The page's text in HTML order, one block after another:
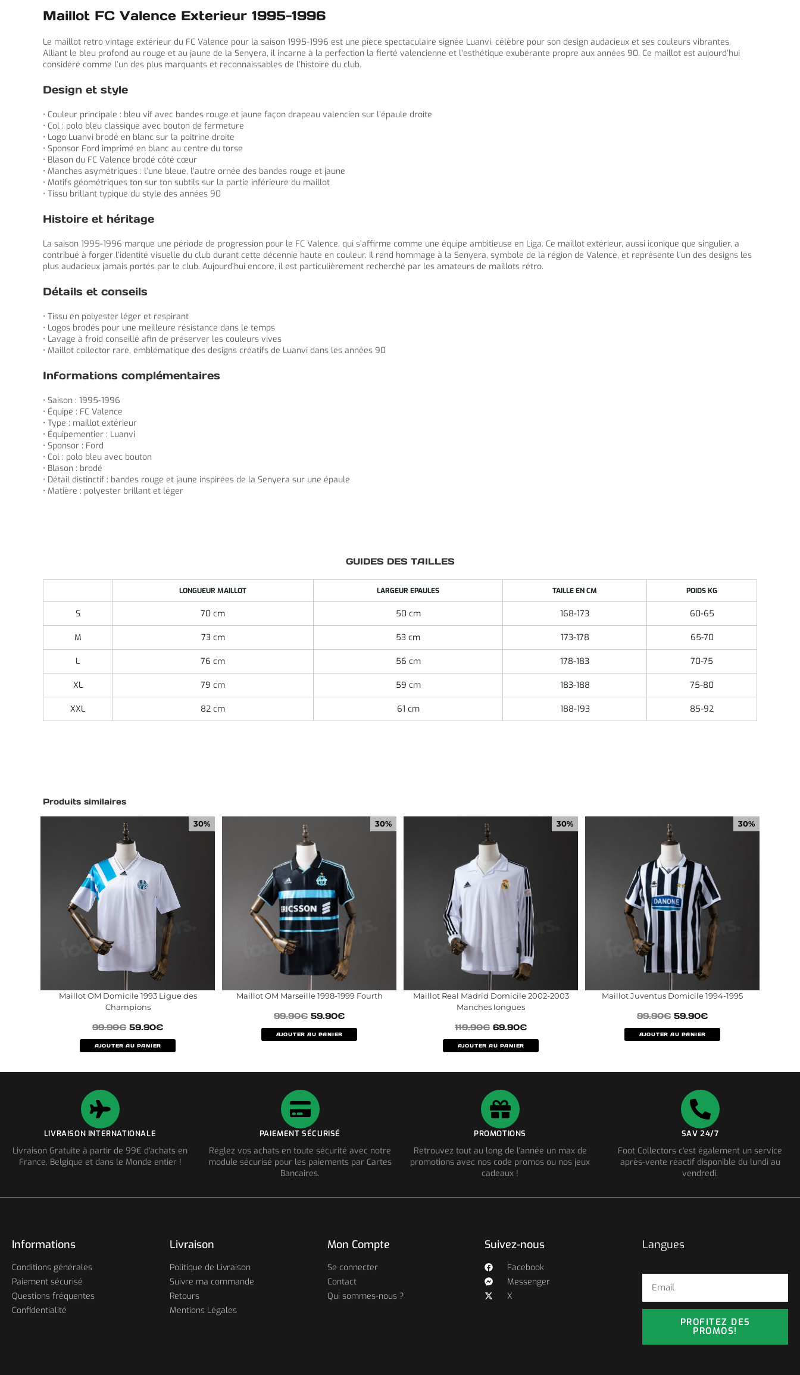
Maillot FC Valence Exterieur 1995-1996
Le maillot retro vintage extérieur du FC Valence pour la saison 1995-1996 est une pièce spectaculaire signée Luanvi, célèbre pour son design audacieux et ses couleurs vibrantes.
Alliant le bleu profond au rouge et au jaune de la Senyera, il incarne à la perfection la fierté valencienne et l’esthétique exubérante propre aux années 90. Ce maillot est aujourd’hui
considéré comme l’un des plus marquants et reconnaissables de l’histoire du club.
Design et style
• Couleur principale : bleu vif avec bandes rouge et jaune façon drapeau valencien sur l’épaule droite
• Col : polo bleu classique avec bouton de fermeture
• Logo Luanvi brodé en blanc sur la poitrine droite
• Sponsor Ford imprimé en blanc au centre du torse
• Blason du FC Valence brodé côté cœur
• Manches asymétriques : l’une bleue, l’autre ornée des bandes rouge et jaune
• Motifs géométriques ton sur ton subtils sur la partie inférieure du maillot
• Tissu brillant typique du style des années 90
Histoire et héritage
La saison 1995-1996 marque une période de progression pour le FC Valence, qui s’affirme comme une équipe ambitieuse en Liga. Ce maillot extérieur, aussi iconique que singulier, a
contribué à forger l’identité visuelle du club durant cette décennie haute en couleur. Il rend hommage à la Senyera, symbole de la région de Valence, et représente l’un des designs les
plus audacieux jamais portés par le club. Aujourd’hui encore, il est particulièrement recherché par les amateurs de maillots rétro.
Détails et conseils
• Tissu en polyester léger et respirant
• Logos brodés pour une meilleure résistance dans le temps
• Lavage à froid conseillé afin de préserver les couleurs vives
• Maillot collector rare, emblématique des designs créatifs de Luanvi dans les années 90
Informations complémentaires
• Saison : 1995-1996
• Équipe : FC Valence
• Type : maillot extérieur
• Équipementier : Luanvi
• Sponsor : Ford
• Col : polo bleu avec bouton
• Blason : brodé
• Détail distinctif : bandes rouge et jaune inspirées de la Senyera sur une épaule
• Matière : polyester brillant et léger
GUIDES DES TAILLES
LONGUEUR MAILLOT LARGEUR EPAULES TAILLE EN CM POIDS KG
S 70 cm 50 cm 168-173 60-65
M 73 cm 53 cm 173-178 65-70
L 76 cm 56 cm 178-183 70-75
XL 79 cm 59 cm 183-188 75-80
XXL 82 cm 61 cm 188-193 85-92
Produits similaires
30%
Maillot OM Domicile 1993 Ligue des
Champions
99.90€ 59.90€
AJOUTER AU PANIER
30%
Maillot OM Marseille 1998-1999 Fourth
99.90€ 59.90€
AJOUTER AU PANIER
30%
Maillot Real Madrid Domicile 2002-2003
Manches longues
119.90€ 69.90€
AJOUTER AU PANIER
30%
Maillot Juventus Domicile 1994-1995
99.90€ 59.90€
AJOUTER AU PANIER
LIVRAISON INTERNATIONALE
Livraison Gratuite à partir de 99€ d'achats en
France, Belgique et dans le Monde entier !
PAIEMENT SÉCURISÉ
Réglez vos achats en toute sécurité avec notre
module sécurisé pour les paiements par Cartes
Bancaires.
PROMOTIONS
Retrouvez tout au long de l'année un max de
promotions avec nos code promos ou nos jeux
cadeaux !
SAV 24/7
Foot Collectors c'est également un service
après-vente réactif disponible du lundi au
vendredi.
Informations
Conditions générales
Paiement sécurisé
Questions fréquentes
Confidentialité
Livraison
Politique de Livraison
Suivre ma commande
Retours
Mentions Légales
Mon Compte
Se connecter
Contact
Qui sommes-nous ?
Suivez-nous
Facebook
Messenger
X
Langues
PROFITEZ DES
PROMOS!